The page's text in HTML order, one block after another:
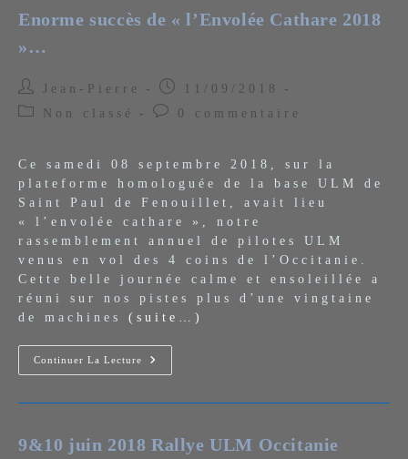
Mont-
Blanc
Enorme succès de « l’Envolée Cathare 2018
»…
Auteur/autrice
de
Jean-Pierre
Publication
publiée :
11/09/2018
PostNon classé
Commentaires
publication :
0 commentaire
Ce samedi 08 septembre 2018, sur la
plateforme homologuée de la base ULM de
Saint Paul de Fenouillet, avait lieu
« l’envolée cathare », notre
rassemblement annuel de pilotes ULM
venus en vol des 4 coins de l’Occitanie.
Cette belle journée calme et ensoleillée a
réuni sur nos pistes plus d’une vingtaine
de machines (suite…)
Continuer La Lecture
Enorme
Succès
2018
»…
9&10 juin 2018 Rallye ULM Occitanie